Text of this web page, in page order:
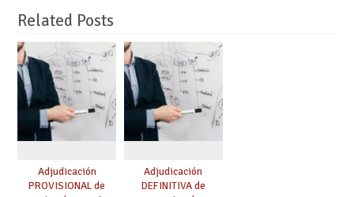
Related Posts
Adjudicación
PROVISIONAL de
Adjudicación
DEFINITIVA de